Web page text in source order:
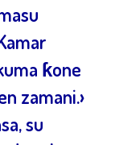
ƙone
zamani.›
su